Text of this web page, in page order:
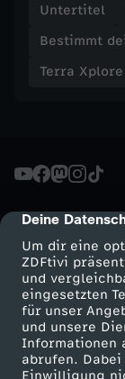
cmp-dialog-
Deine
Um dir eine
ZDFtivi
und
eingesetzten
für unser
und unsere
Informationen
abrufen.
Einwilligung
t
?
u
c
h
t
i
Untertitel
Bestimmt
Terra Xplore
Mehr ZDF
ZDF-Apps